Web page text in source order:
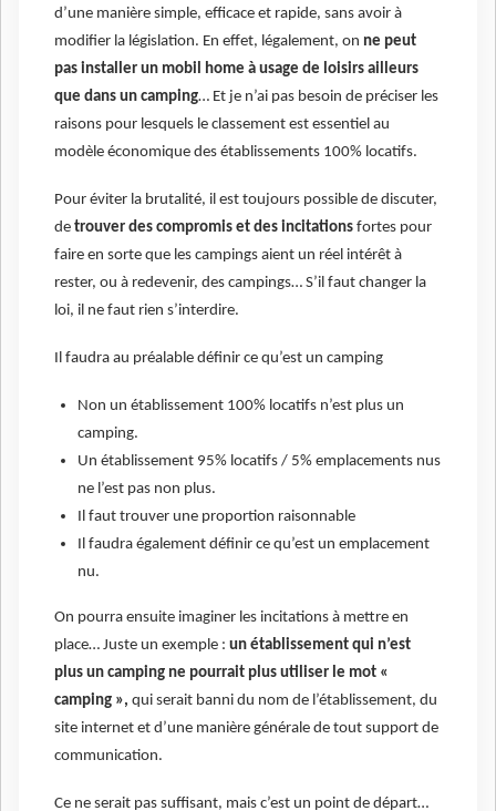
d’une manière simple, efficace et rapide, sans avoir à
modifier la législation. En effet, légalement, on ne peut
pas installer un mobil home à usage de loisirs ailleurs
que dans un camping… Et je n’ai pas besoin de préciser les
raisons pour lesquels le classement est essentiel au
modèle économique des établissements 100% locatifs.
Pour éviter la brutalité, il est toujours possible de discuter,
de trouver des compromis et des incitations fortes pour
faire en sorte que les campings aient un réel intérêt à
rester, ou à redevenir, des campings… S’il faut changer la
loi, il ne faut rien s’interdire.
Il faudra au préalable définir ce qu’est un camping
Non un établissement 100% locatifs n’est plus un
camping.
Un établissement 95% locatifs / 5% emplacements nus
ne l’est pas non plus.
Il faut trouver une proportion raisonnable
Il faudra également définir ce qu’est un emplacement
nu.
On pourra ensuite imaginer les incitations à mettre en
place… Juste un exemple : un établissement qui n’est
plus un camping ne pourrait plus utiliser le mot «
camping », qui serait banni du nom de l’établissement, du
site internet et d’une manière générale de tout support de
communication.
Ce ne serait pas suffisant, mais c’est un point de départ…